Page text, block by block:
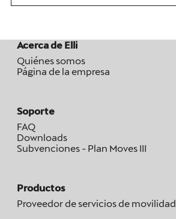
Acerca de Elli
Quiénes somos
Página de la empresa
Soporte
FAQ
Downloads
Subvenciones - Plan Moves III
Productos
Proveedor de servicios de movilidad